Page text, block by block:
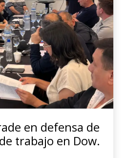
en defensa de
trabajo en Dow.